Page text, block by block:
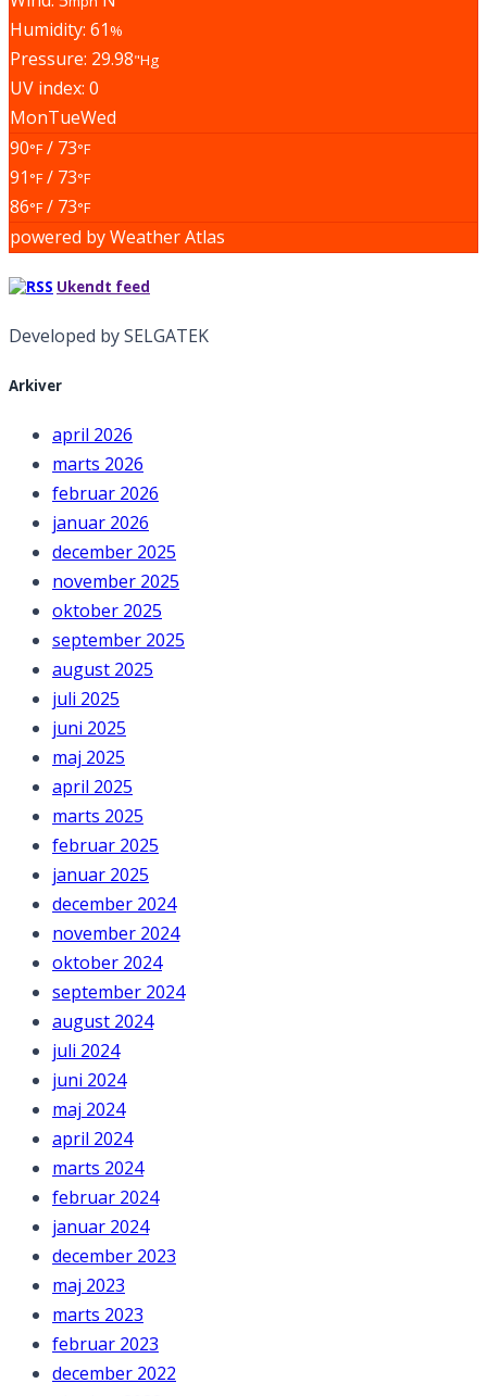
Humidity: 61%
Pressure: 29.98"Hg
UV index: 0
MonTueWed
90°F/ 73°F
91 °F/ 73°F
86°F/ 73°F
powered byWeather Atlas
Ukendt feed
Developed by SELGATEK
Arkiver
april 2026
marts 2026
februar 2026
januar 2026
december 2025
november 2025
oktober 2025
september 2025
august 2025
juli 2025
juni 2025
maj 2025
april 2025
marts 2025
februar 2025
januar 2025
december 2024
november 2024
oktober 2024
september 2024
august 2024
juli 2024
juni 2024
maj 2024
april 2024
marts 2024
februar 2024
januar 2024
december 2023
maj 2023
marts 2023
februar 2023
december 2022